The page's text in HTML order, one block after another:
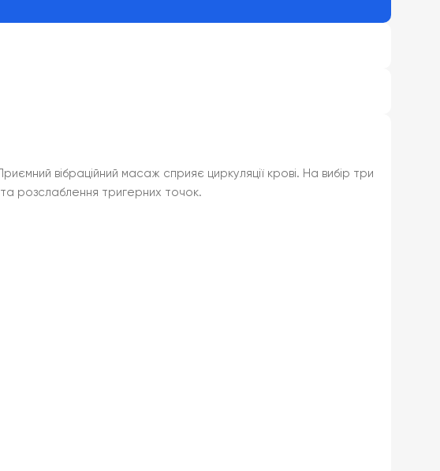
вібраційний масаж сприяє циркуляції крові. На вибір три
та розслаблення тригерних точок.